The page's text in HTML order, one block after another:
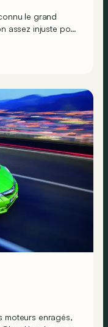
le grand
assez injuste pour
moteurs enragés,